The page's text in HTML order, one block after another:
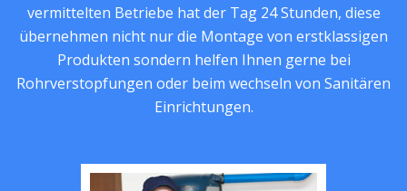
vermittelten Betriebe hat der Tag 24 Stunden, diese
übernehmen nicht nur die Montage von erstklassigen
Produkten sondern helfen Ihnen gerne bei
Rohrverstopfungen oder beim wechseln von Sanitären
Einrichtungen.